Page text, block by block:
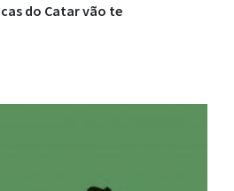
do Catar vão te